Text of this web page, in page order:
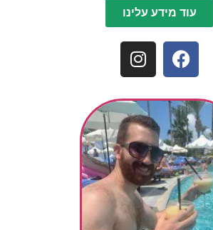
עוד מידע עלינו